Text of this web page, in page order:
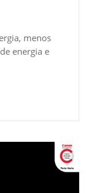
menos
energia e